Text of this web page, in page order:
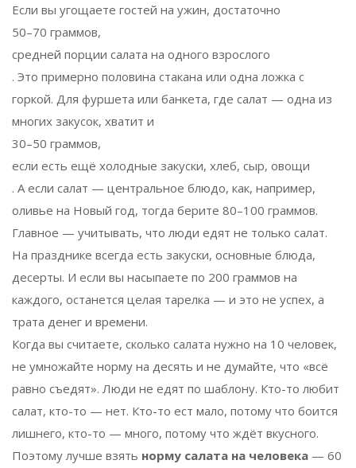
Если вы угощаете гостей на ужин, достаточно
50–70 граммов,
средней порции салата на одного взрослого
. Это примерно половина стакана или одна ложка с
горкой. Для фуршета или банкета, где салат — одна из
многих закусок, хватит и
30–50 граммов,
если есть ещё холодные закуски, хлеб, сыр, овощи
. А если салат — центральное блюдо, как, например,
оливье на Новый год, тогда берите 80–100 граммов.
Главное — учитывать, что люди едят не только салат.
На празднике всегда есть закуски, основные блюда,
десерты. И если вы насыпаете по 200 граммов на
каждого, останется целая тарелка — и это не успех, а
трата денег и времени.
Когда вы считаете, сколько салата нужно на 10 человек,
не умножайте норму на десять и не думайте, что «всё
равно съедят». Люди не едят по шаблону. Кто-то любит
салат, кто-то — нет. Кто-то ест мало, потому что боится
лишнего, кто-то — много, потому что ждёт вкусного.
Поэтому лучше взять норму салата на человека — 60